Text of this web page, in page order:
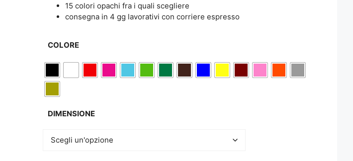
15 colori opachi fra i quali scegliere
consegna in 4 gg lavorativi con corriere espresso
COLORE
DIMENSIONE